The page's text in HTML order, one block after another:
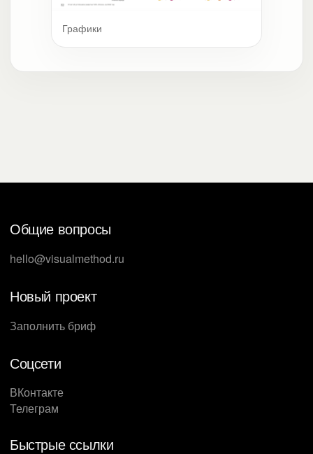
Графики
Общие вопросы
hello@visualmethod.ru
Новый проект
Заполнить бриф
Соцсети
ВКонтакте
Телеграм
Быстрые ссылки